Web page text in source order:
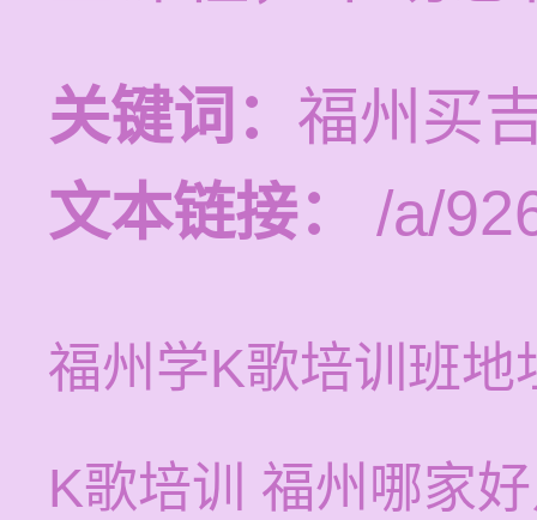
关键词： 福州买
文本链接：
/a/
福州学K歌培训班地
K歌培训 福州哪家